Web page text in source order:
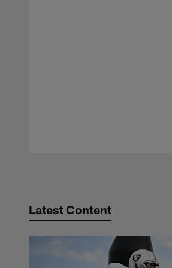
Latest Content